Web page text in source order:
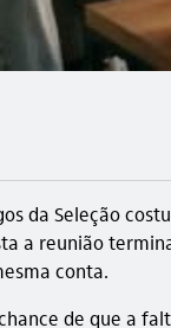
da Seleção
a reunião
conta.
de que a